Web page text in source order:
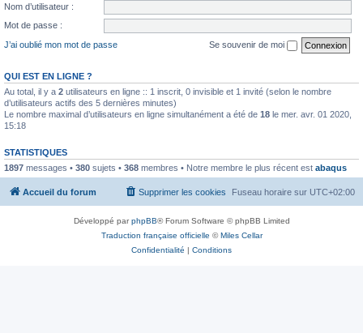
Nom d’utilisateur :
Mot de passe :
J’ai oublié mon mot de passe
Se souvenir de moi
QUI EST EN LIGNE ?
Au total, il y a 2 utilisateurs en ligne :: 1 inscrit, 0 invisible et 1 invité (selon le nombre
d’utilisateurs actifs des 5 dernières minutes)
Le nombre maximal d’utilisateurs en ligne simultanément a été de 18 le mer. avr. 01 2020,
15:18
STATISTIQUES
1897 messages • 380 sujets • 368 membres • Notre membre le plus récent est abaqus
Accueil du forum Fuseau horaire sur UTC+02:00
Supprimer les cookies
Développé parphpBB® Forum Software © phpBB Limited
Traduction française officielle ©Miles Cellar
Confidentialité | Conditions